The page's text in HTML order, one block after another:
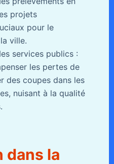
projets
pour le
ville.
services publics :
les pertes de
des coupes dans les
nuisant à la qualité
dans la